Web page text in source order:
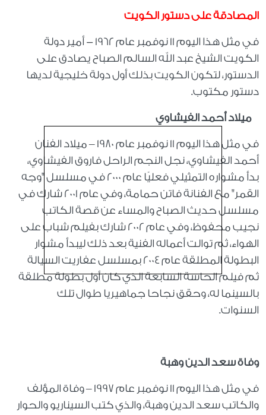
المصادقة على دستور الكويت
في مثل هذا اليوم 11 نوفمبر عام 1962 - أمير دولة
الكويت الشيخ عبد الله السالم الصباح يصادق على
الدستور، لتكون الكويت بذلك أول دولة خليجية لديها
دستور مكتوب.
ميلاد أحمد الفيشاوي
في مثل هذا اليوم 11 نوفمبر عام 1980 – ميلاد الفنان
أحمد الفيشاوي، نجل النجم الراحل فاروق الفيشاوي،
بدأ مشواره التمثيلي فعليًا عام 2000 في مسلسل "وجه
القمر" مع الفنانة فاتن حمامة، وفي عام 2001 شارك في
مسلسل حديث الصباح والمساء عن قصة الكاتب
نجيب محفوظ، وفي عام 2002 شارك بفيلم شباب على
الهواء، ثم توالت أعماله الفنية بعد ذلك ليبدأ مشوار
البطولة المطلقة عام 2004 بمسلسل عفاريت السيالة
ثم فيلم الحاسة السابعة الذي كان أول بطولة مطلقة
بالسينما له، وحقق نجاحا جماهيريا طوال تلك
السنوات.
وفاة سعد الدين وهبة
في مثل هذا اليوم 11 نوفمبر عام 1997 – وفاة المؤلف
والكاتب سعد الدين وهبة، والذي كتب السيناريو والحوار